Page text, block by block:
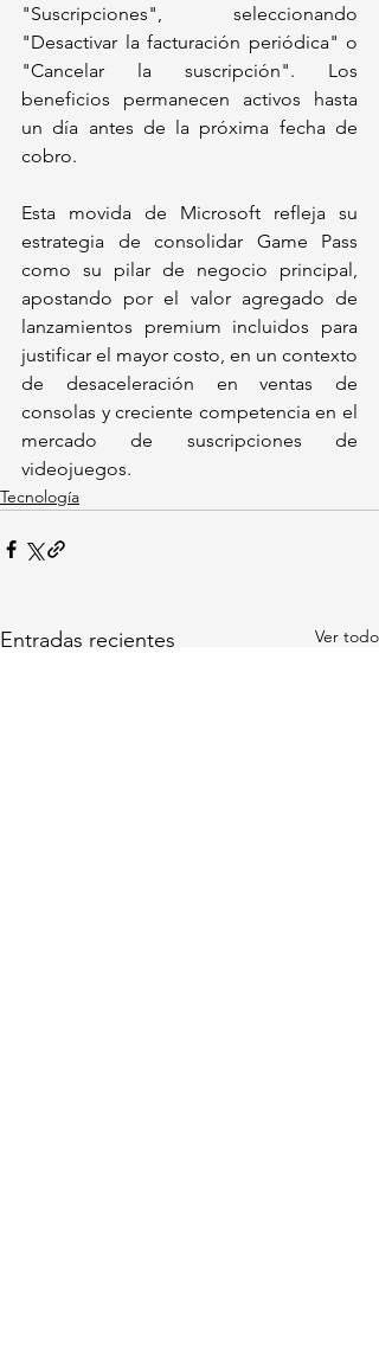
"Suscripciones", seleccionando
"Desactivar la facturación periódica" o
"Cancelar la suscripción". Los
beneficios permanecen activos hasta
un día antes de la próxima fecha de
cobro.
Esta movida de Microsoft refleja su
estrategia de consolidar Game Pass
como su pilar de negocio principal,
apostando por el valor agregado de
lanzamientos premium incluidos para
justificar el mayor costo, en un contexto
de desaceleración en ventas de
consolas y creciente competencia en el
mercado de suscripciones de
videojuegos.
Tecnología
Entradas recientes Ver todo